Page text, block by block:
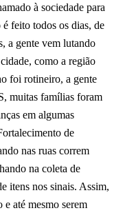
à sociedade para
feito todos os dias, de
a gente vem lutando
como a região
foi rotineiro, a gente
muitas famílias foram
em algumas
de
nas ruas correm
na coleta de
itens nos sinais. Assim,
e até mesmo serem